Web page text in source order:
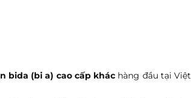
bida (bi a) cao cấp khác hàng đầu tại Việt